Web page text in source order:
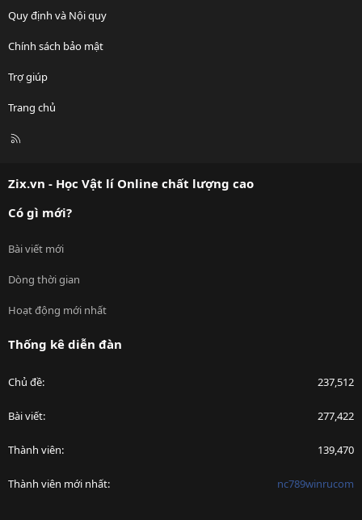
Quy định và Nội quy
Chính sách bảo mật
Trợ giúp
Trang chủ
R
Zix.vn - Học Vật lí Online chất lượng cao
Có gì mới?
Bài viết mới
Dòng thời gian
Hoạt động mới nhất
Thống kê diễn đàn
Chủ đề 237,512
Bài viết 277,422
Thành viên 139,470
Thành viên mới nhất nc789winrucom